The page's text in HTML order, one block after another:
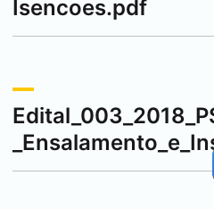
Isencoes.pdf